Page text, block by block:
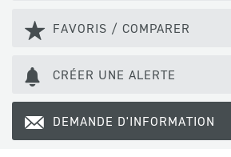
FAVORIS / COMPARER
CRÉER UNE ALERTE
DEMANDE D'INFORMATION